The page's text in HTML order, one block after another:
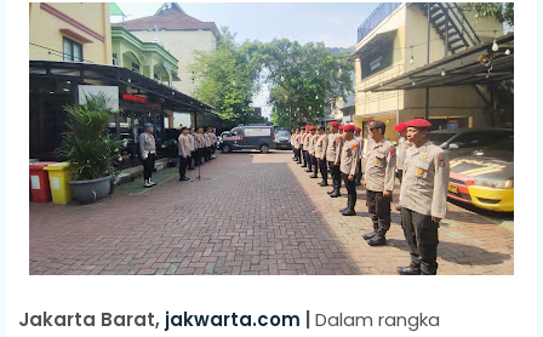
Jakarta Barat, jakwarta.com
Dalam rangka